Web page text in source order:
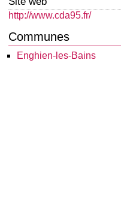
http://www.cda95.fr/
Communes
Enghien-les-Bains